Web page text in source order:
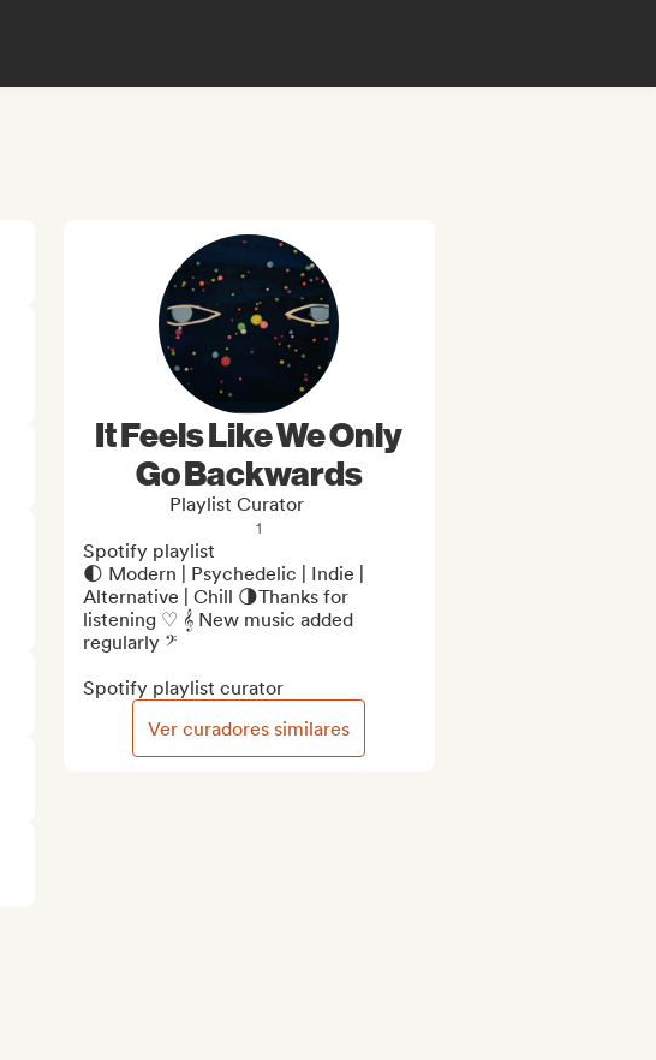
It Feels Like We Only
Go Backwards
Playlist Curator
1
Spotify playlist
🌓 Modern | Psychedelic | Indie |
Alternative | Chill 🌗Thanks for
listening ♡ 𝄞 New music added
regularly 𝄢
Spotify playlist curator
Ver curadores similares